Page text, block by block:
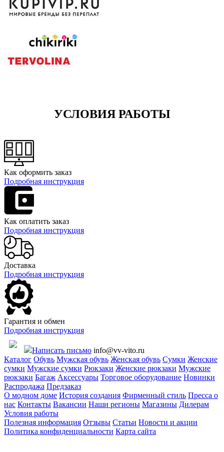
УСЛОВИЯ РАБОТЫ
Как оформить заказ
Подробная инструкция
Как оплатить заказ
Подробная инструкция
Доставка
Подробная инструкция
Гарантия и обмен
Подробная инструкция
Написать письмо info@vv-vito.ru
Каталог Обувь Мужская обувь Женская обувь Сумки Женские
сумки Мужские сумки Рюкзаки Женские рюкзаки Мужские
рюкзаки Багаж Аксессуары Торговое оборудование Новинки
Распродажа Предзаказ
О модном доме История создания Фирменный стиль Пресса о
нас Контакты Вакансии Наши регионы Магазины Дилерам
Условия работы
Полезная информация Отзывы Статьи Новости и акции
Политика конфиденциальности Карта сайта